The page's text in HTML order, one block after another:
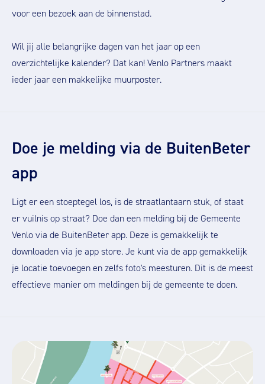
voor een bezoek aan de binnenstad.
Wil jij alle belangrijke dagen van het jaar op een
overzichtelijke kalender? Dat kan! Venlo Partners maakt
ieder jaar een makkelijke muurposter.
Doe je melding via de BuitenBeter
app
Ligt er een stoeptegel los, is de straatlantaarn stuk, of staat
er vuilnis op straat? Doe dan een melding bij de Gemeente
Venlo via de BuitenBeter app. Deze is gemakkelijk te
downloaden via je app store. Je kunt via de app gemakkelijk
je locatie toevoegen en zelfs foto's meesturen. Dit is de meest
effectieve manier om meldingen bij de gemeente te doen.